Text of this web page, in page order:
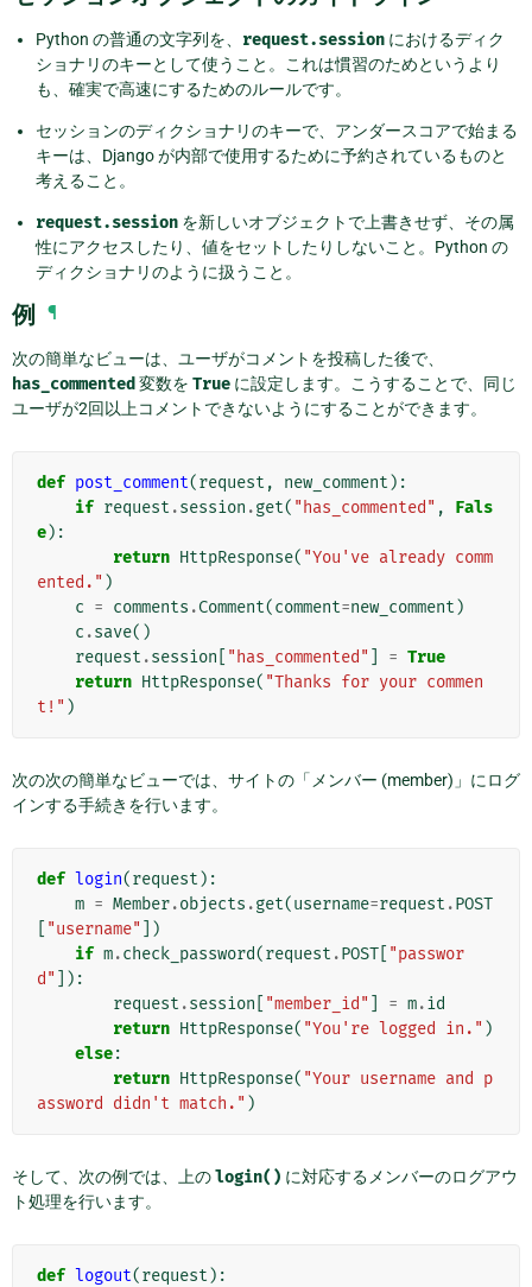
Python の普通の文字列を、 request.session におけるディク
ショナリのキーとして使うこと。これは慣習のためというより
も、確実で高速にするためのルールです。
セッションのディクショナリのキーで、アンダースコアで始まる
キーは、Django が内部で使用するために予約されているものと
考えること。
request.session を新しいオブジェクトで上書きせず、その属
性にアクセスしたり、値をセットしたりしないこと。Python の
ディクショナリのように扱うこと。
例 ¶
次の簡単なビューは、ユーザがコメントを投稿した後で、
has_commented 変数を True に設定します。こうすることで、同じ
ユーザが2回以上コメントできないようにすることができます。
def post_comment(request , new_comment ):
if request .session .get( "has_commented" ,
Fals
e):
return HttpResponse( "You've already comm
ented." )
c = comments .Comment(comment=new_comment )
c .save()
request .session "has_commented" = True
return HttpResponse( "Thanks for your commen
t!" )
次の次の簡単なビューでは、サイトの「メンバー (member)」にログ
インする手続きを行います。
def login(request ):
m = Member.objects .get(username=request .POST
"username"
])
if m.check_password(request .POST "passwor
d"
]):
request .session "member_id" = m.id
return HttpResponse( "You're logged in." )
else:
return HttpResponse( "Your username and p
assword didn't match." )
そして、次の例では、上のlogin() に対応するメンバーのログアウ
ト処理を行います。
def logout(request ):